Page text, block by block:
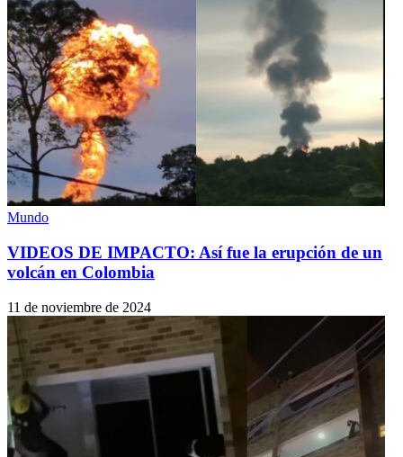
Mundo
VIDEOS DE IMPACTO: Así fue la erupción de un
volcán en Colombia
11 de noviembre de 2024